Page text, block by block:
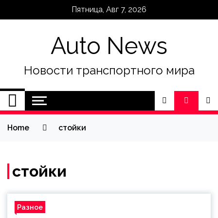
Пятница, Авг 7, 2026
Auto News
Новости транспортного мира
Home стойки
стойки
Разное